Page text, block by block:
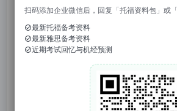
回复托福成绩如“托福98
托你的福教研组基于考生反
的考情分析，
仅用于帮助考生了解
扫码添加企业微信后，回复「托福资料包」或
最新托福备考资料
最新雅思备考资料
近期考试回忆与机经预测